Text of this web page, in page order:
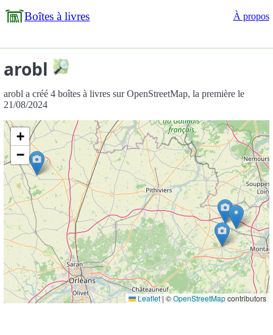
Boîtes à livres À propos
arobl
arobl a créé 4 boîtes à livres sur OpenStreetMap, la première le
21/08/2024
+
−
Leaflet| ©OpenStreetMapcontributors